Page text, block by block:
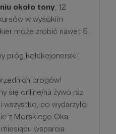
około tony , 12
w wysokim
może zrobić nawet 5.
próg kolekcjonerski!
progów!
się online/na żywo raz
wszystko, co wydarzyło
z Morskiego Oka.
wsparcia